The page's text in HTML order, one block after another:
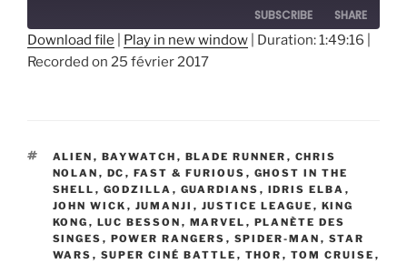
SUBSCRIBE SHARE
SHARE
Download file Play in new window Duration: 1:49:16
Recorded on 25 février 2017
ÉTIQUETTES
ALIEN , BAYWATCH , BLADE RUNNER , CHRIS
NOLAN , DC , FAST & FURIOUS , GHOST IN THE
SHELL , GODZILLA , GUARDIANS , IDRIS ELBA ,
JOHN WICK , JUMANJI , JUSTICE LEAGUE , KING
KONG , LUC BESSON , MARVEL , PLANÈTE DES
SINGES , POWER RANGERS , SPIDER-MAN , STAR
WARS , SUPER CINÉ BATTLE , THOR , TOM CRUISE ,